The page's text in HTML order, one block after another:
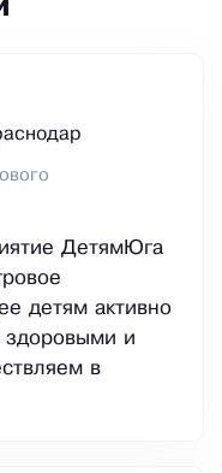
ДетямЮга
детям активно
здоровыми и
в